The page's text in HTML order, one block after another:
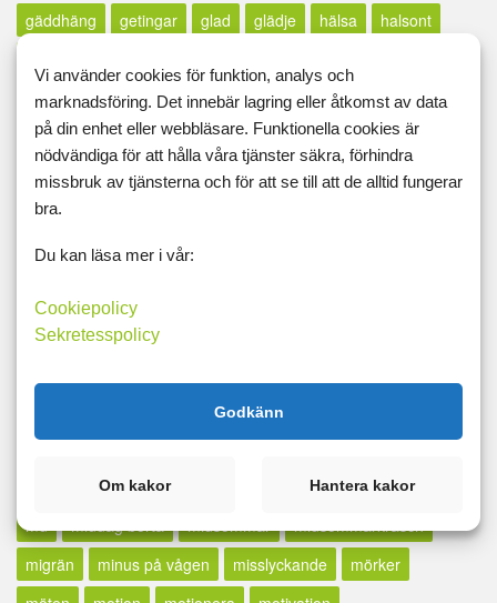
gäddhäng getingar glad glädje hälsa
halsont
hinna ifatt
hopp höstlov höstpromenad
husägare
huvudvärk
influensa inpsiration
inspiration
inspirerad
invänta sin själ jagkan
jäklar anamma
jobb
kdhv
kickstart kickstart-lchf
kolhydratjävul
kontrollbehov
ledig leva här och nu
livskvalité
livsnjuta lugn lurad lycka
magkrångel
magnesium
mat
matdagboken
md
migrän
minus på vågen misslyckande
mörker
Vi använder cookies för funktion, analys och
marknadsföring. Det innebär lagring eller åtkomst av data
på din enhet eller webbläsare. Funktionella cookies är
nödvändiga för att hålla våra tjänster säkra, förhindra
missbruk av tjänsterna och för att se till att de alltid fungerar
bra.
Du kan läsa mer i vår:
Cookiepolicy
Sekretesspolicy
Godkänn
Om kakor Hantera kakor